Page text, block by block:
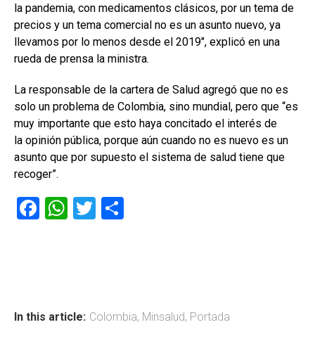
la pandemia, con medicamentos clásicos, por un tema de
precios y un tema comercial no es un asunto nuevo, ya
llevamos por lo menos desde el 2019″, explicó en una
rueda de prensa la ministra.
La responsable de la cartera de Salud agregó que no es
solo un problema de Colombia, sino mundial, pero que “es
muy importante que esto haya concitado el interés de
la opinión pública, porque aún cuando no es nuevo es un
asunto que por supuesto el sistema de salud tiene que
recoger”.
F
ok
W
p
T
tir
In this article: Colombia, Minsalud, Portada